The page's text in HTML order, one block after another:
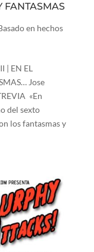
FANTASMAS
en hechos
| EN EL
Jose
«En
del sexto
los fantasmas y